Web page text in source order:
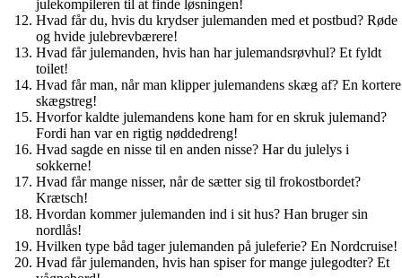
julekompileren til at finde løsningen!
Hvad får du, hvis du krydser julemanden med et postbud? Røde
og hvide julebrevbærere!
Hvad får julemanden, hvis han har julemandsrøvhul? Et fyldt
toilet!
Hvad får man, når man klipper julemandens skæg af? En kortere
skægstreg!
Hvorfor kaldte julemandens kone ham for en skruk julemand?
Fordi han var en rigtig nøddedreng!
Hvad sagde en nisse til en anden nisse? Har du julelys i
sokkerne!
Hvad får mange nisser, når de sætter sig til frokostbordet?
Krætsch!
Hvordan kommer julemanden ind i sit hus? Han bruger sin
nordlås!
Hvilken type båd tager julemanden på juleferie? En Nordcruise!
Hvad får julemanden, hvis han spiser for mange julegodter? Et